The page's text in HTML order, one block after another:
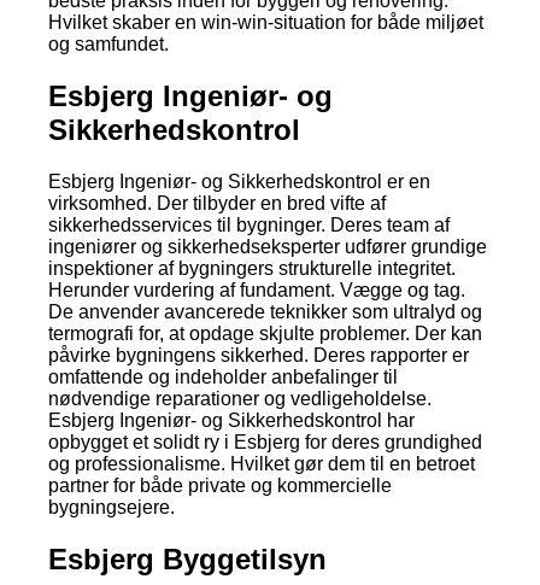
Hvilket skaber en win-win-situation for både miljøet
og samfundet.
Esbjerg Ingeniør- og
Sikkerhedskontrol
Esbjerg Ingeniør- og Sikkerhedskontrol er en
virksomhed. Der tilbyder en bred vifte af
sikkerhedsservices til bygninger. Deres team af
ingeniører og sikkerhedseksperter udfører grundige
inspektioner af bygningers strukturelle integritet.
Herunder vurdering af fundament. Vægge og tag.
De anvender avancerede teknikker som ultralyd og
termografi for, at opdage skjulte problemer. Der kan
påvirke bygningens sikkerhed. Deres rapporter er
omfattende og indeholder anbefalinger til
nødvendige reparationer og vedligeholdelse.
Esbjerg Ingeniør- og Sikkerhedskontrol har
opbygget et solidt ry i Esbjerg for deres grundighed
og professionalisme. Hvilket gør dem til en betroet
partner for både private og kommercielle
bygningsejere.
Esbjerg Byggetilsyn